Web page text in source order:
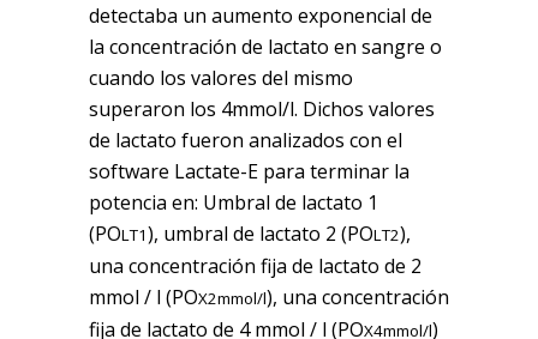
detectaba un aumento exponencial de
la concentración de lactato en sangre o
cuando los valores del mismo
superaron los 4mmol/l. Dichos valores
de lactato fueron analizados con el
software Lactate-E para terminar la
potencia en: Umbral de lactato 1
(POLT1), umbral de lactato 2 (POLT2),
una concentración fija de lactato de 2
mmol / l (POX2mmol/l), una concentración
fija de lactato de 4 mmol / l (POX4mmol/l)